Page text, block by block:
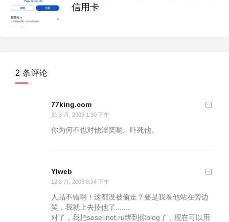
信用卡
2 条评论
77king.com
31 3 月, 2009 1:30 下午
你为何不也对他淫笑呢。吓死他。
Ylweb
12 3 月, 2009 6:34 下午
人品不错啊！这都没被偷走？要是我看他站在旁边
笑，我就上去揍他了.......
对了，我把sosel.net.ru绑到你blog了，现在可以用